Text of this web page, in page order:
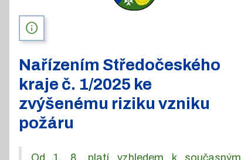
info
Nařízením Středočeského
kraje č. 1/2025 ke
zvýšenému riziku vzniku
požáru
Od 1. 8. platí vzhledem k současným